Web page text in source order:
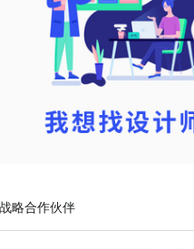
略合作伙伴